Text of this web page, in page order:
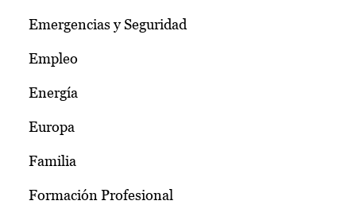
Emergencias y Seguridad
Empleo
Energía
Europa
Familia
Formación Profesional